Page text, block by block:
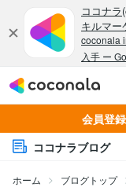
会員登
ココナラブログ
ホーム ブログトップ